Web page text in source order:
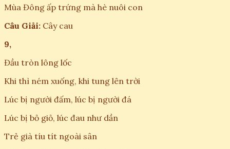
Mùa Đông ấp trứng mà hè nuôi con
Câu Giải: Cây cau
9,
Đầu tròn lông lốc
Khi thì ném xuống, khi tung lên trời
Lúc bị người đấm, lúc bị người đá
Lúc bị bỏ giỏ, lúc đau như dần
Trẻ già tíu tít ngoài sân